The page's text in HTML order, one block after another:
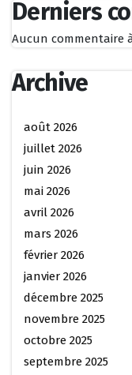
Derniers
Aucun commentaire
Archive
août 2026
juillet 2026
juin 2026
mai 2026
avril 2026
mars 2026
février 2026
janvier 2026
décembre 2025
novembre 2025
octobre 2025
septembre 2025